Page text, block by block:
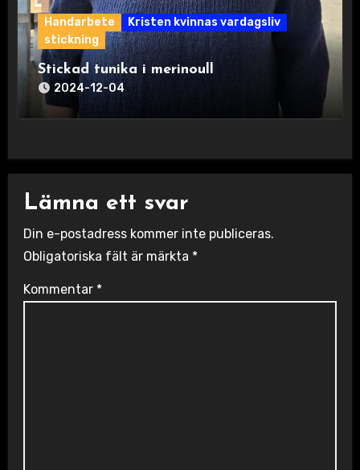
Handarbete
Kristen kvinnas vardagsliv
stickning
Stickad tunika i merinoull
2024-12-04
Lämna ett svar
Din e-postadress kommer inte publiceras.
Obligatoriska fält är märkta *
Kommentar *